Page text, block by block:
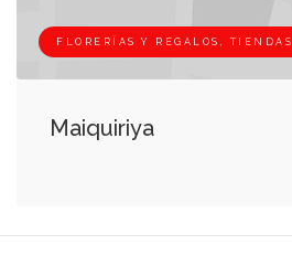
FLORERÍAS Y REGALOS, TIENDAS
Maiquiriya